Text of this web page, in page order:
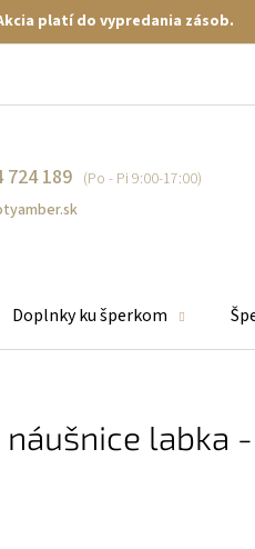
platí do vypredania zásob.
724 189
Doplnky ku šperkom
labka